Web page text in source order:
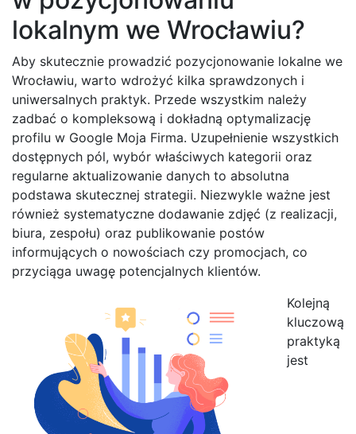
lokalnym we Wrocławiu?
Aby skutecznie prowadzić pozycjonowanie lokalne we
Wrocławiu, warto wdrożyć kilka sprawdzonych i
uniwersalnych praktyk. Przede wszystkim należy
zadbać o kompleksową i dokładną optymalizację
profilu w Google Moja Firma. Uzupełnienie wszystkich
dostępnych pól, wybór właściwych kategorii oraz
regularne aktualizowanie danych to absolutna
podstawa skutecznej strategii. Niezwykle ważne jest
również systematyczne dodawanie zdjęć (z realizacji,
biura, zespołu) oraz publikowanie postów
informujących o nowościach czy promocjach, co
przyciąga uwagę potencjalnych klientów.
Kolejną
kluczową
praktyką
jest